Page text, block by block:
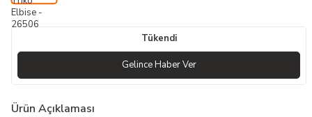
Tükendi
Gelince Haber Ver
Ürün Açıklaması